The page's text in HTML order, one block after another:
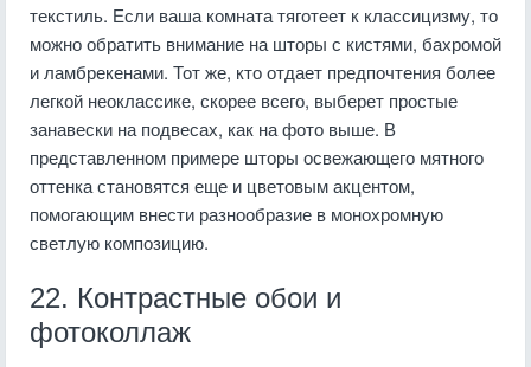
текстиль. Если ваша комната тяготеет к классицизму, то
можно обратить внимание на шторы с кистями, бахромой
и ламбрекенами. Тот же, кто отдает предпочтения более
легкой неоклассике, скорее всего, выберет простые
занавески на подвесах, как на фото выше. В
представленном примере шторы освежающего мятного
оттенка становятся еще и цветовым акцентом,
помогающим внести разнообразие в монохромную
светлую композицию.
22. Контрастные обои и
фотоколлаж